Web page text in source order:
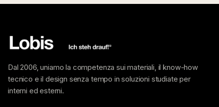
Dal 2006, uniamo la competenza sui materiali, il know-how
tecnico e il design senza tempo in soluzioni studiate per
interni ed esterni.